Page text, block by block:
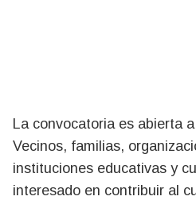
La convocatoria es abierta
Vecinos, familias,
instituciones educativas y
interesado en contribuir al